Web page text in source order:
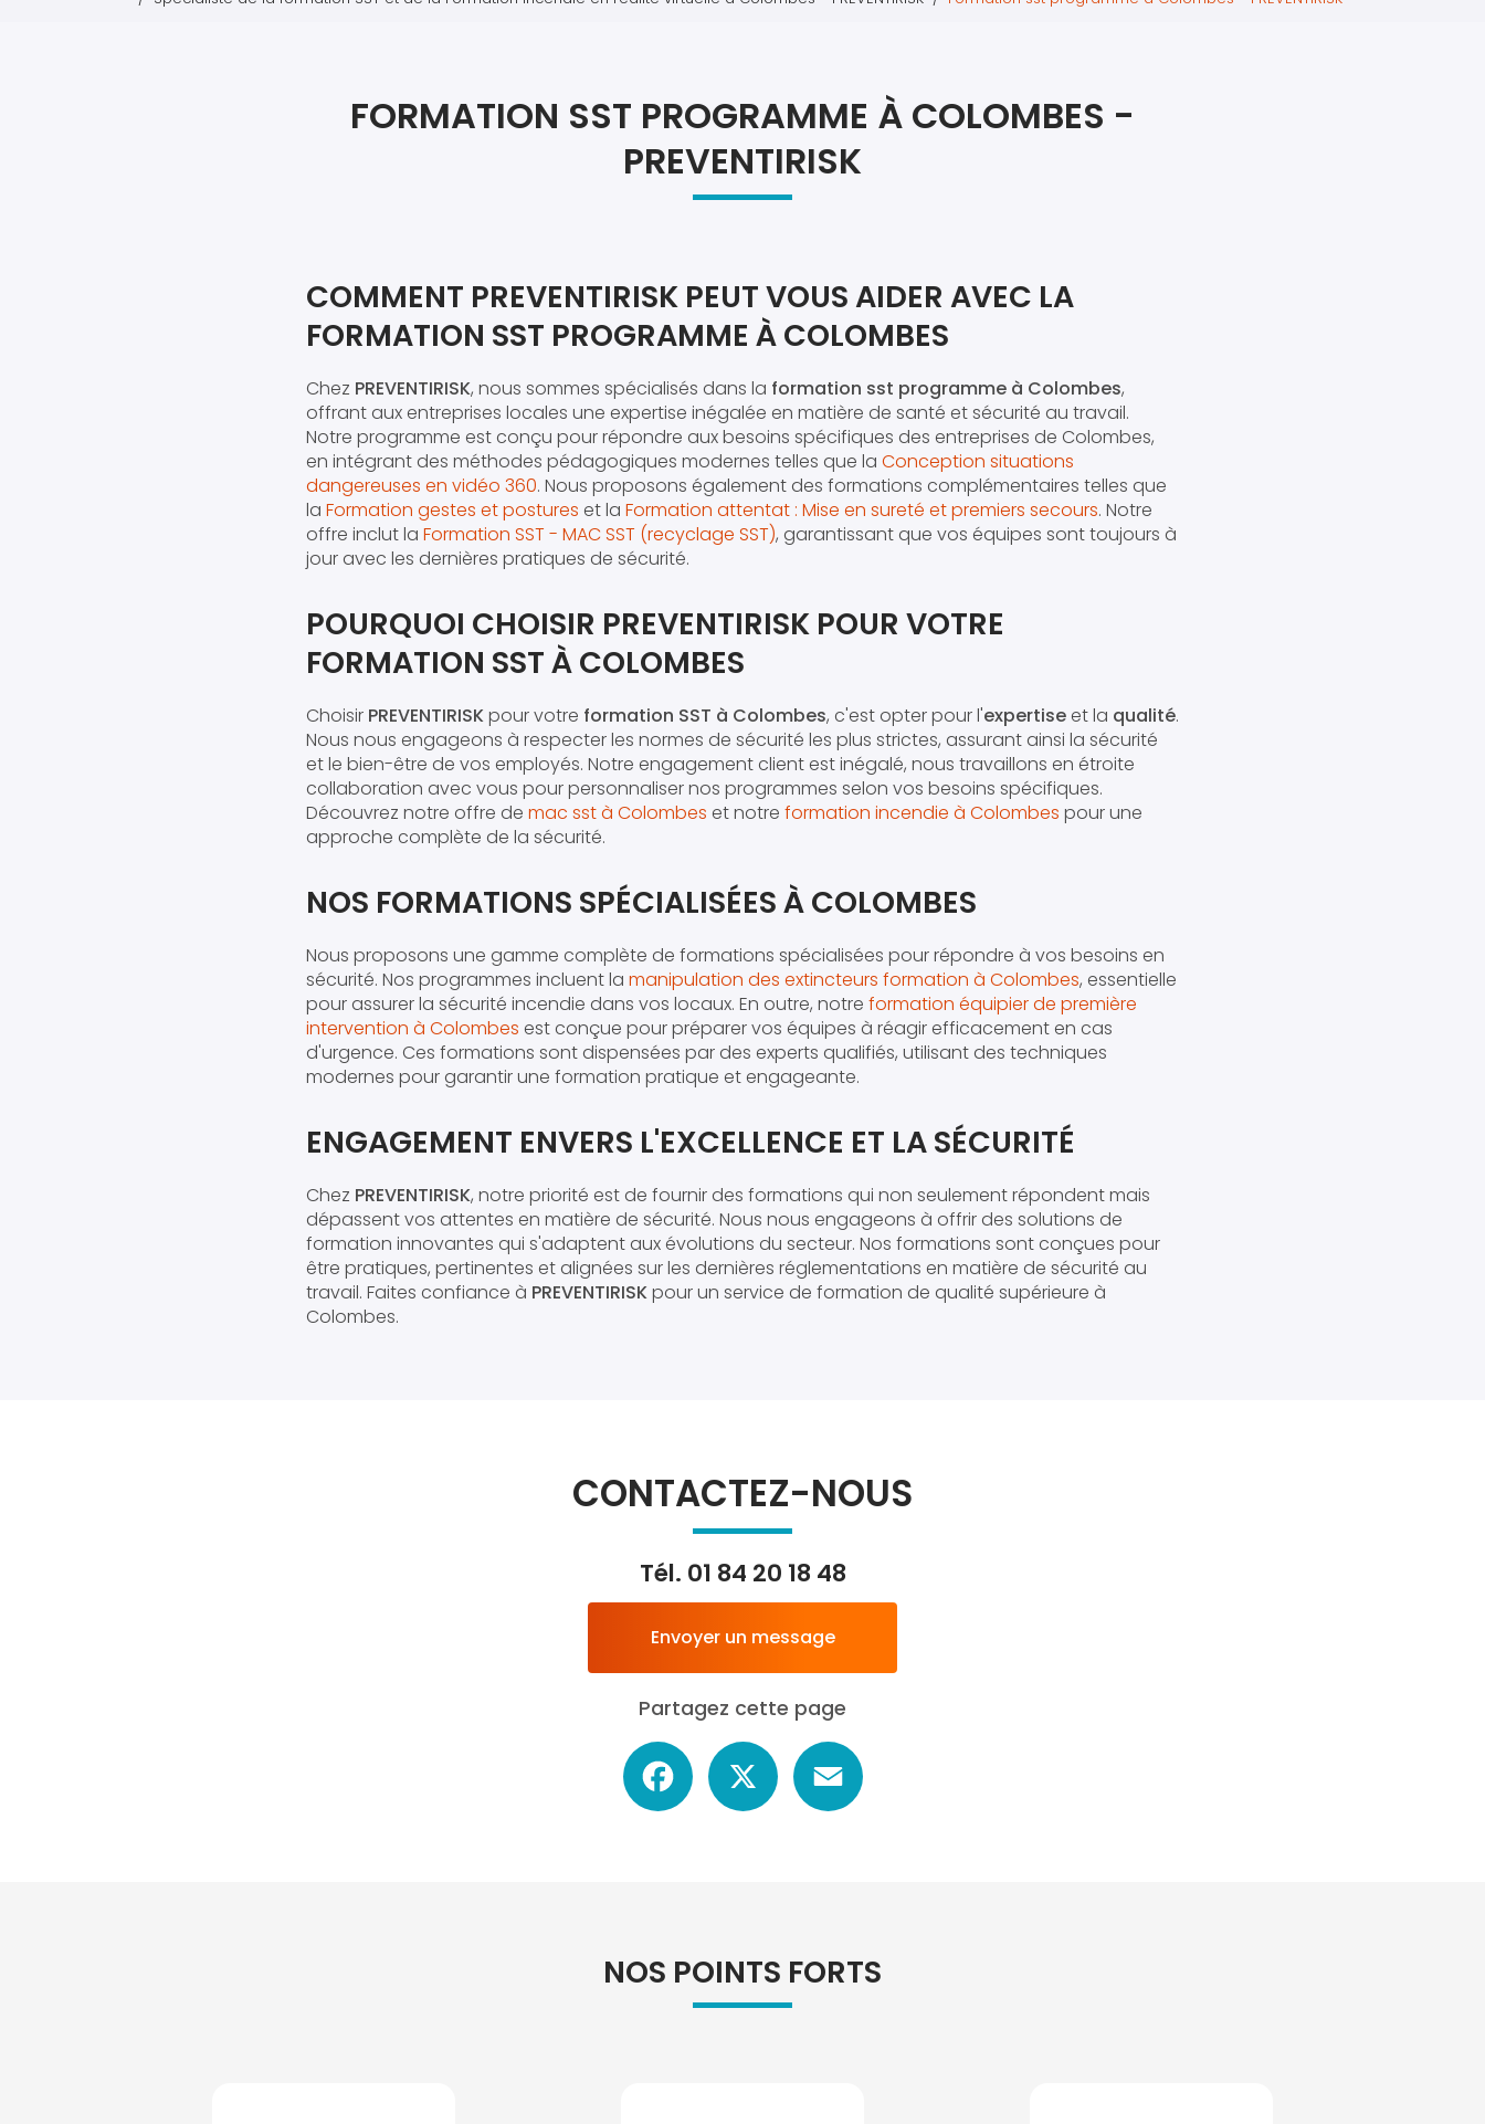
FORMATION SST PROGRAMME À COLOMBES -
PREVENTIRISK
COMMENT PREVENTIRISK PEUT VOUS AIDER AVEC LA
FORMATION SST PROGRAMME À COLOMBES
Chez PREVENTIRISK, nous sommes spécialisés dans la formation sst programme à Colombes,
offrant aux entreprises locales une expertise inégalée en matière de santé et sécurité au travail.
Notre programme est conçu pour répondre aux besoins spécifiques des entreprises de Colombes,
en intégrant des méthodes pédagogiques modernes telles que la Conception situations
dangereuses en vidéo 360. Nous proposons également des formations complémentaires telles que
la Formation gestes et postures et la Formation attentat : Mise en sureté et premiers secours. Notre
offre inclut la Formation SST - MAC SST (recyclage SST), garantissant que vos équipes sont toujours à
jour avec les dernières pratiques de sécurité.
POURQUOI CHOISIR PREVENTIRISK POUR VOTRE
FORMATION SST À COLOMBES
Choisir PREVENTIRISKpour votre formation SST à Colombes, c'est opter pour l'expertiseet la qualité.
Nous nous engageons à respecter les normes de sécurité les plus strictes, assurant ainsi la sécurité
et le bien-être de vos employés. Notre engagement client est inégalé, nous travaillons en étroite
collaboration avec vous pour personnaliser nos programmes selon vos besoins spécifiques.
Découvrez notre offre de mac sst à Colombes et notre formation incendie à Colombes pour une
approche complète de la sécurité.
NOS FORMATIONS SPÉCIALISÉES À COLOMBES
Nous proposons une gamme complète de formations spécialisées pour répondre à vos besoins en
sécurité. Nos programmes incluent la manipulation des extincteurs formation à Colombes, essentielle
pour assurer la sécurité incendie dans vos locaux. En outre, notre formation équipier de première
intervention à Colombes est conçue pour préparer vos équipes à réagir efficacement en cas
d'urgence. Ces formations sont dispensées par des experts qualifiés, utilisant des techniques
modernes pour garantir une formation pratique et engageante.
ENGAGEMENT ENVERS L'EXCELLENCE ET LA SÉCURITÉ
Chez PREVENTIRISK, notre priorité est de fournir des formations qui non seulement répondent mais
dépassent vos attentes en matière de sécurité. Nous nous engageons à offrir des solutions de
formation innovantes qui s'adaptent aux évolutions du secteur. Nos formations sont conçues pour
être pratiques, pertinentes et alignées sur les dernières réglementations en matière de sécurité au
travail. Faites confiance à PREVENTIRISKpour un service de formation de qualité supérieure à
Colombes.
CONTACTEZ-NOUS
Tél. 01 84 20 18 48
Envoyer un message
Partagez cette page
Facebook
NOS POINTS FORTS